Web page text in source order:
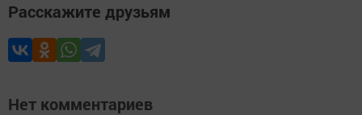
Расскажите друзьям
Нет комментариев